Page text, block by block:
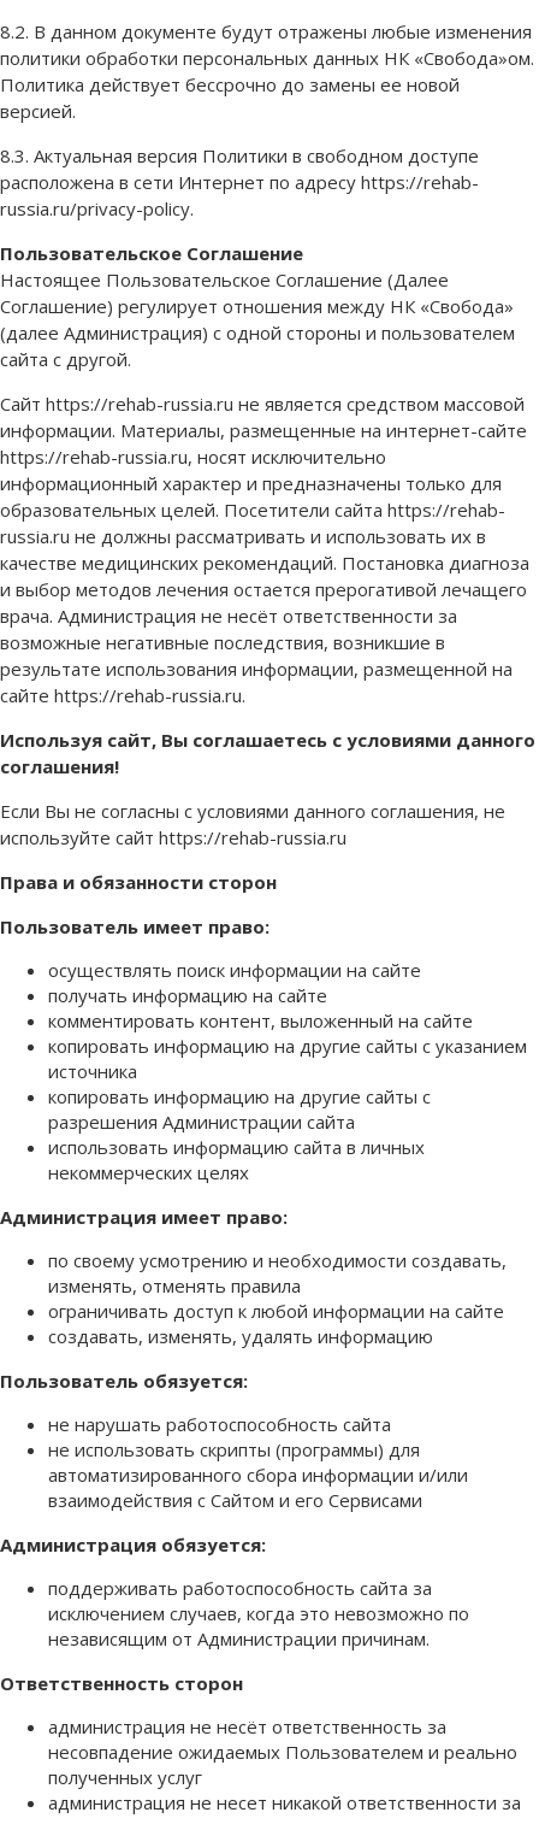
8.2. В данном документе будут отражены любые изменения
политики обработки персональных данных НК «Свобода»ом.
Политика действует бессрочно до замены ее новой
версией.
8.3. Актуальная версия Политики в свободном доступе
расположена в сети Интернет по адресу https://rehab-
russia.ru/privacy-policy.
Пользовательское Соглашение
Настоящее Пользовательское Соглашение (Далее
Соглашение) регулирует отношения между НК «Свобода»
(далее Администрация) с одной стороны и пользователем
сайта с другой.
Сайт https://rehab-russia.ru не является средством массовой
информации. Материалы, размещенные на интернет-сайте
https://rehab-russia.ru, носят исключительно
информационный характер и предназначены только для
образовательных целей. Посетители сайта https://rehab-
russia.ru не должны рассматривать и использовать их в
качестве медицинских рекомендаций. Постановка диагноза
и выбор методов лечения остается прерогативой лечащего
врача. Администрация не несёт ответственности за
возможные негативные последствия, возникшие в
результате использования информации, размещенной на
сайте https://rehab-russia.ru.
Используя сайт, Вы соглашаетесь с условиями данного
соглашения!
Если Вы не согласны с условиями данного соглашения, не
используйте сайт https://rehab-russia.ru
Права и обязанности сторон
Пользователь имеет право:
осуществлять поиск информации на сайте
получать информацию на сайте
комментировать контент, выложенный на сайте
копировать информацию на другие сайты с указанием
источника
копировать информацию на другие сайты с
разрешения Администрации сайта
использовать информацию сайта в личных
некоммерческих целях
Администрация имеет право:
по своему усмотрению и необходимости создавать,
изменять, отменять правила
ограничивать доступ к любой информации на сайте
создавать, изменять, удалять информацию
Пользователь обязуется:
не нарушать работоспособность сайта
не использовать скрипты (программы) для
автоматизированного сбора информации и/или
взаимодействия с Сайтом и его Сервисами
Администрация обязуется:
поддерживать работоспособность сайта за
исключением случаев, когда это невозможно по
независящим от Администрации причинам.
Ответственность сторон
администрация не несёт ответственность за
несовпадение ожидаемых Пользователем и реально
полученных услуг
администрация не несет никакой ответственности за